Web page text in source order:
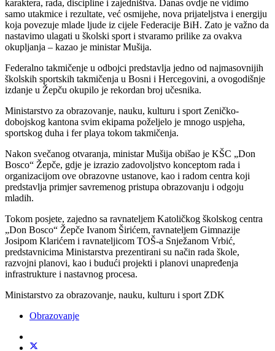
karaktera, rada, discipline i zajedništva. Danas ovdje ne vidimo
samo utakmice i rezultate, već osmijehe, nova prijateljstva i energiju
koja povezuje mlade ljude iz cijele Federacije BiH. Zato je važno da
nastavimo ulagati u školski sport i stvaramo prilike za ovakva
okupljanja – kazao je ministar Mušija.
Federalno takmičenje u odbojci predstavlja jedno od najmasovnijih
školskih sportskih takmičenja u Bosni i Hercegovini, a ovogodišnje
izdanje u Žepču okupilo je rekordan broj učesnika.
Ministarstvo za obrazovanje, nauku, kulturu i sport Zeničko-
dobojskog kantona svim ekipama poželjelo je mnogo uspjeha,
sportskog duha i fer playa tokom takmičenja.
Nakon svečanog otvaranja, ministar Mušija obišao je KŠC „Don
Bosco“ Žepče, gdje je izrazio zadovoljstvo konceptom rada i
organizacijom ove obrazovne ustanove, kao i radom centra koji
predstavlja primjer savremenog pristupa obrazovanju i odgoju
mladih.
Tokom posjete, zajedno sa ravnateljem Katoličkog školskog centra
„Don Bosco“ Žepče Ivanom Širićem, ravnateljem Gimnazije
Josipom Klarićem i ravnateljicom TOŠ-a Snježanom Vrbić,
predstavnicima Ministarstva prezentirani su način rada škole,
razvojni planovi, kao i budući projekti i planovi unapređenja
infrastrukture i nastavnog procesa.
Ministarstvo za obrazovanje, nauku, kulturu i sport ZDK
Obrazovanje